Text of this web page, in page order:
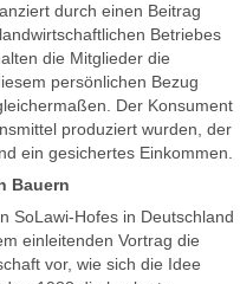
durch einen Beitrag
Betriebes
die Mitglieder die
persönlichen Bezug
Der Konsument
produziert wurden, der
ein gesichertes Einkommen.
Bauern
SoLawi-Hofes in Deutschland
einleitenden Vortrag die
vor, wie sich die Idee